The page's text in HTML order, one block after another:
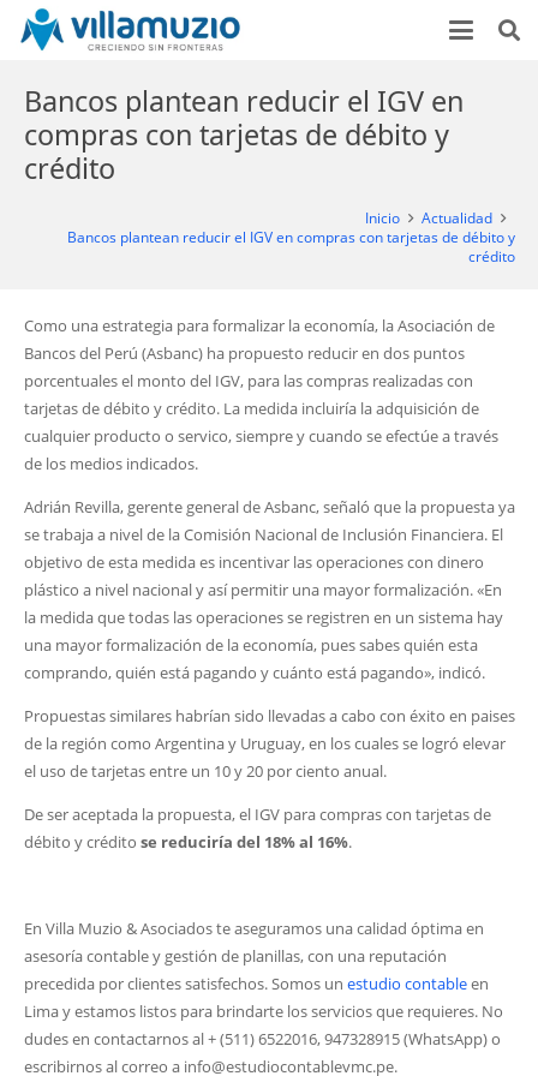
Bancos plantean reducir el IGV en
compras con tarjetas de débito y
crédito
Inicio
Actualidad
Bancos plantean reducir el IGV en compras con tarjetas de débito y
crédito
Como una estrategia para formalizar la economía, la Asociación de
Bancos del Perú (Asbanc) ha propuesto reducir en dos puntos
porcentuales el monto del IGV, para las compras realizadas con
tarjetas de débito y crédito. La medida incluiría la adquisición de
cualquier producto o servico, siempre y cuando se efectúe a través
de los medios indicados.
Adrián Revilla, gerente general de Asbanc, señaló que la propuesta ya
se trabaja a nivel de la Comisión Nacional de Inclusión Financiera. El
objetivo de esta medida es incentivar las operaciones con dinero
plástico a nivel nacional y así permitir una mayor formalización. «En
la medida que todas las operaciones se registren en un sistema hay
una mayor formalización de la economía, pues sabes quién esta
comprando, quién está pagando y cuánto está pagando», indicó.
Propuestas similares habrían sido llevadas a cabo con éxito en paises
de la región como Argentina y Uruguay, en los cuales se logró elevar
el uso de tarjetas entre un 10 y 20 por ciento anual.
De ser aceptada la propuesta, el IGV para compras con tarjetas de
débito y crédito se reduciría del 18% al 16%.
En Villa Muzio & Asociados te aseguramos una calidad óptima en
asesoría contable y gestión de planillas, con una reputación
precedida por clientes satisfechos. Somos un estudio contableen
Lima y estamos listos para brindarte los servicios que requieres. No
dudes en contactarnos al + (511) 6522016, 947328915 (WhatsApp) o
escribirnos al correo a info@estudiocontablevmc.pe.